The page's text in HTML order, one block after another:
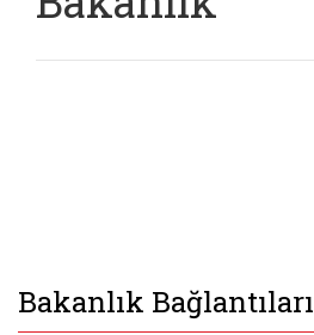
Bakanlık Bağlantıları